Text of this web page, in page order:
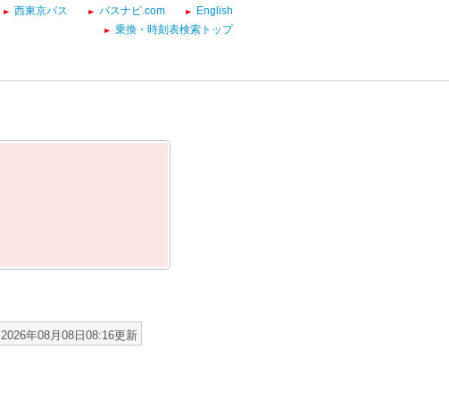
西東京バス バスナビ.com
English
乗換・時刻表検索トップ
2026年08月08日08:16更新